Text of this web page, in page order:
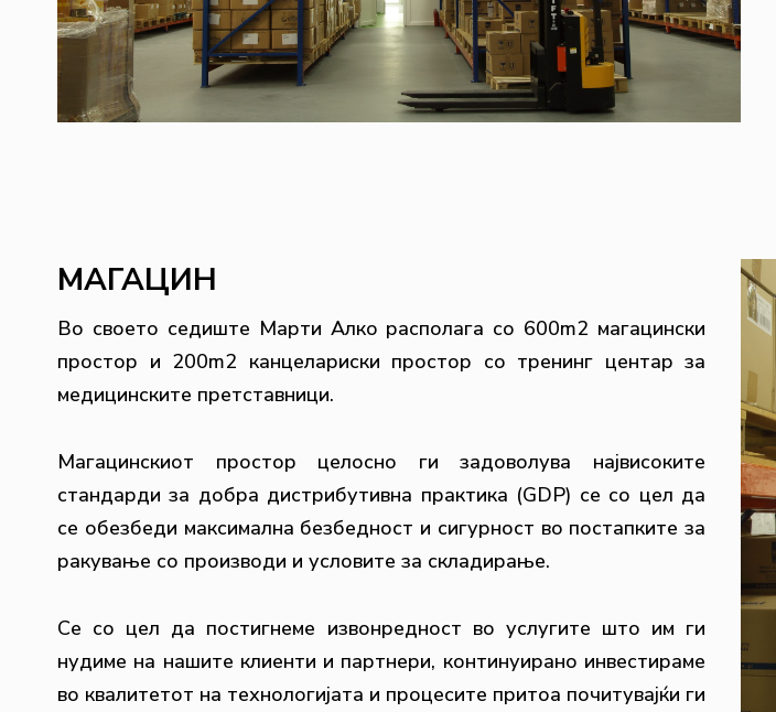
МАГАЦИН
Во своето седиште Марти Алко располага со 600m2 магацински
простор и 200m2 канцелариски простор со тренинг центар за
медицинските претставници.
Магацинскиот простор целосно ги задоволува највисоките
стандарди за добра дистрибутивна практика (GDP) се со цел да
се обезбеди максимална безбедност и сигурност во постапките за
ракување со производи и условите за складирање.
Се со цел да постигнеме извонредност во услугите што им ги
нудиме на нашите клиенти и партнери, континуирано инвестираме
во квалитетот на технологијата и процесите притоа почитувајќи ги